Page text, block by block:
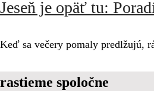
Jeseň je opäť tu:
Keď sa večery pomaly predlžujú,
rastieme spoločne